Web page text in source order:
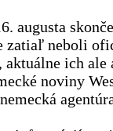
augusta
zatiaľ neboli
aktuálne ich
noviny